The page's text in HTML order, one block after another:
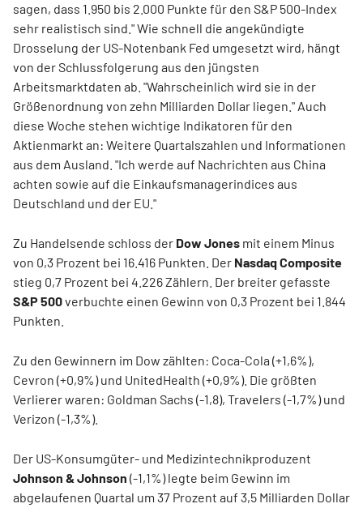
sagen, dass 1.950 bis 2.000 Punkte für den S&P 500-Index
sehr realistisch sind." Wie schnell die angekündigte
Drosselung der US-Notenbank Fed umgesetzt wird, hängt
von der Schlussfolgerung aus den jüngsten
Arbeitsmarktdaten ab. "Wahrscheinlich wird sie in der
Größenordnung von zehn Milliarden Dollar liegen." Auch
diese Woche stehen wichtige Indikatoren für den
Aktienmarkt an: Weitere Quartalszahlen und Informationen
aus dem Ausland. "Ich werde auf Nachrichten aus China
achten sowie auf die Einkaufsmanagerindices aus
Deutschland und der EU."
Zu Handelsende schloss der Dow Jones mit einem Minus
von 0,3 Prozent bei 16.416 Punkten. Der Nasdaq Composite
stieg 0,7 Prozent bei 4.226 Zählern. Der breiter gefasste
S&P 500verbuchte einen Gewinn von 0,3 Prozent bei 1.844
Punkten.
Zu den Gewinnern im Dow zählten: Coca-Cola (+1,6%),
Cevron (+0,9%) und UnitedHealth (+0,9%). Die größten
Verlierer waren: Goldman Sachs (-1,8), Travelers (-1,7%) und
Verizon (-1,3%).
Der US-Konsumgüter- und Medizintechnikproduzent
Johnson & Johnson (-1,1%) legte beim Gewinn im
abgelaufenen Quartal um 37 Prozent auf 3,5 Milliarden Dollar